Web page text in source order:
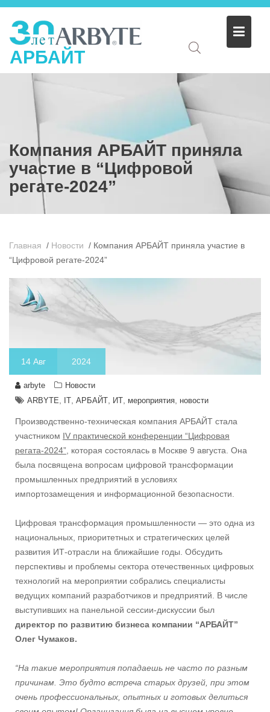
АРБАЙТ
Компания АРБАЙТ приняла
участие в “Цифровой
регате-2024”
Главная / Новости / Компания АРБАЙТ приняла участие в
“Цифровой регате-2024”
14 Авг 2024
arbyte
Новости
ARBYTE
IT АРБАЙТ ИТ мероприятия новости
Производственно-техническая компания АРБАЙТ стала
участником IV практической конференции “Цифровая
регата-2024”, которая состоялась в Москве 9 августа. Она
была посвящена вопросам цифровой трансформации
промышленных предприятий в условиях
импортозамещения и информационной безопасности.
Цифровая трансформация промышленности — это одна из
национальных, приоритетных и стратегических целей
развития ИТ-отрасли на ближайшие годы. Обсудить
перспективы и проблемы сектора отечественных цифровых
технологий на мероприятии собрались специалисты
ведущих компаний разработчиков и предприятий. В числе
выступивших на панельной сессии-дискуссии был
директор по развитию бизнеса компании “АРБАЙТ”
Олег Чумаков.
“На такие мероприятия попадаешь не часто по разным
причинам. Это будто встреча старых друзей, при этом
очень профессиональных, опытных и готовых делиться